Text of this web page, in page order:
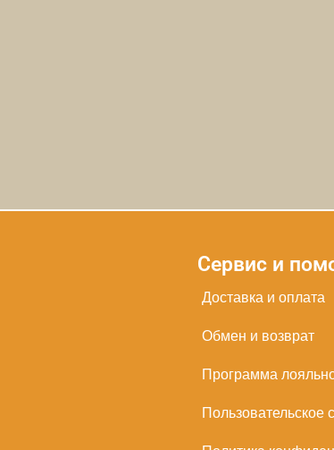
Сервис и
Доставка и оплата
Обмен и возврат
Программа
Пользовательское